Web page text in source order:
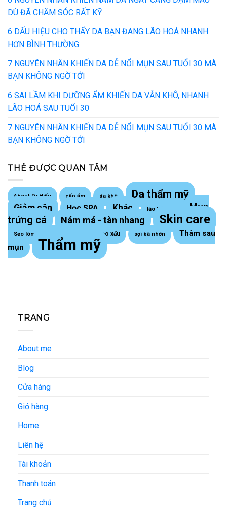
DÙ ĐÃ CHĂM SÓC RẤT KỸ
6 DẤU HIỆU CHO THẤY DA BẠN ĐANG LÃO HOÁ NHANH
HƠN BÌNH THƯỜNG
7 NGUYÊN NHÂN KHIẾN DA DỄ NỔI MỤN SAU TUỔI 30 MÀ
BẠN KHÔNG NGỜ TỚI
6 SAI LẦM KHI DƯỠNG ẨM KHIẾN DA VẪN KHÔ, NHANH
LÃO HOÁ SAU TUỔI 30
7 NGUYÊN NHÂN KHIẾN DA DỄ NỔI MỤN SAU TUỔI 30 MÀ
BẠN KHÔNG NGỜ TỚI
THẺ ĐƯỢC QUAN TÂM
About Dr Hiếu cấp ẩm da khô Da thẩm mỹ
Giảm cân Học SPA Khác lão hoá da
Mụn
trứng cá
Nám má - tàn nhang Skin care
Sẹo lõm trứng cá Sẹo lồi - sẹo xấu sợi bã nhờn
Thâm sau
mụn
Thẩm mỹ
TRANG
About me
Blog
Cửa hàng
Giỏ hàng
Home
Liên hệ
Tài khoản
Thanh toán
Trang chủ